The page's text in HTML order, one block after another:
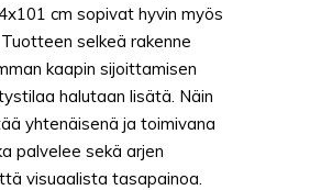
cm sopivat hyvin myös
selkeä rakenne
kaapin sijoittamisen
halutaan lisätä. Näin
yhtenäisenä ja toimivana
palvelee sekä arjen
visuaalista tasapainoa.